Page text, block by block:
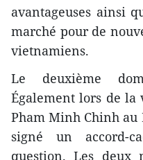
avantageuses ainsi
marché pour de
vietnamiens.
Le deuxième
Également lors de
Pham Minh Chinh
signé un accord-
question. Les deux